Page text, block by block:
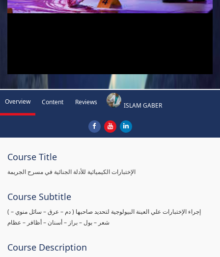
Overview Content Reviews ISLAM GABER
Course Title
الإختبارات الكيميائية للأدلة الجنائية في مسرح الجريمة
Course Subtitle
( إجراء الإختبارات علي العينة البيولوجية لتحديد صاحبها ( دم – عرق – سائل منوي –
شعر – بول – براز – أسنان – أظافر – عظام
Course Description